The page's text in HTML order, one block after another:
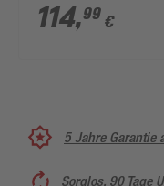
'Focus M41'
chromfarben
114,99 €
5 Jahre Garantie
Sorglos, 90 Tage